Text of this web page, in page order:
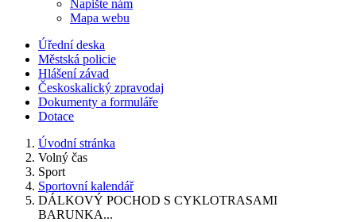
Napište nám
Mapa webu
Úřední deska
Městská policie
Hlášení závad
Českoskalický zpravodaj
Dokumenty a formuláře
Dotace
Úvodní stránka
Volný čas
Sport
Sportovní kalendář
DÁLKOVÝ POCHOD S CYKLOTRASAMI
BARUNKA...